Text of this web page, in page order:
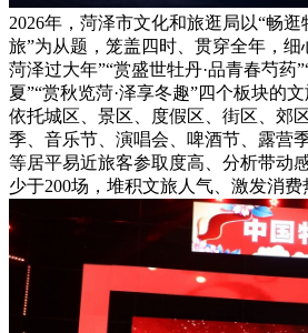
2026年，菏泽市文化和旅逛局以“畅
旅”为从题，笼盖四时、贯穿全年，细
菏泽过大年”“赏盛世牡丹·品青春芍药
夏”“赏秋览菏·泽享冬趣”四个板块的
依托城区、景区、度假区、街区、郊
季、音乐节、演唱会、啤酒节、露营
等居平易近旅客参取度高、分析带动
少于200场，堆积文旅人气、激发消费